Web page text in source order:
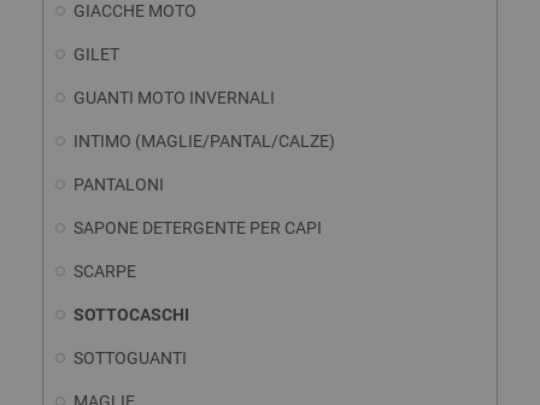
GIACCHE MOTO
GILET
GUANTI MOTO INVERNALI
INTIMO (MAGLIE/PANTAL/CALZE)
PANTALONI
SAPONE DETERGENTE PER CAPI
SCARPE
SOTTOCASCHI
SOTTOGUANTI